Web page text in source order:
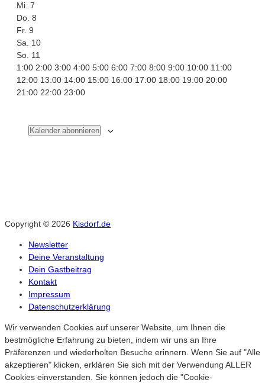
von
Veranstaltungen
Mi. 7
Do. 8
Fr. 9
Sa. 10
So. 11
0:00
1:00 2:00 3:00 4:00 5:00 6:00 7:00 8:00 9:00 10:00 11:00
12:00 13:00 14:00 15:00 16:00 17:00 18:00 19:00 20:00
21:00 22:00 23:000:00
Mai
Mai
Mai
Mai
Mai
Mai
Mai
Kalender abonnieren
Copyright © 2026 Kisdorf.de
Newsletter
Deine Veranstaltung
Dein Gastbeitrag
Kontakt
Impressum
Datenschutzerklärung
Wir verwenden Cookies auf unserer Website, um Ihnen die
bestmögliche Erfahrung zu bieten, indem wir uns an Ihre
Präferenzen und wiederholten Besuche erinnern. Wenn Sie auf "Alle
akzeptieren" klicken, erklären Sie sich mit der Verwendung ALLER
Cookies einverstanden. Sie können jedoch die "Cookie-